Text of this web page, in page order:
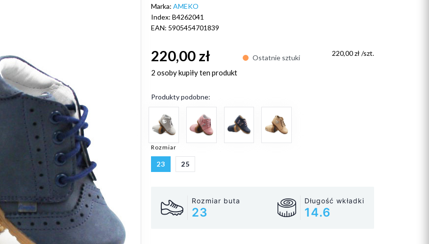
Marka: AMEKO
Index: B4262041
EAN: 5905454701839
220,00 zł Ostatnie sztuki
220,00 zł /szt.
2 osobykupiły ten produkt
Produkty podobne:
Rozmiar
23 25
Rozmiar buta
23
Długość wkładki
14.6